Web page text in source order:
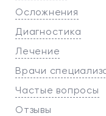
Осложнения
Диагностика
Лечение
Врачи
Частые вопросы
Отзывы